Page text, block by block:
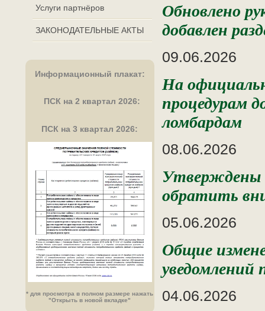
Услуги партнёров
ЗАКОНОДАТЕЛЬНЫЕ АКТЫ
Информационный плакат:
ПСК на 2 квартал 2026:
ПСК на 3 квартал 2026:
* для просмотра в полном размере нажать
"Открыть в новой вкладке"
Обновлено
добавлен
09.06.2026
На
процедурам
ломбардам
08.06.2026
️Утверждены
обратить
05.06.2026
Общие
04.06.2026